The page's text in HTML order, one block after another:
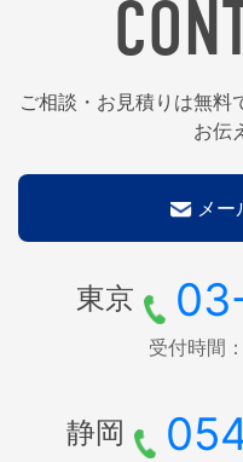
ご相談・お見積りは無料
お伝
メー
東京
受付時間
静岡